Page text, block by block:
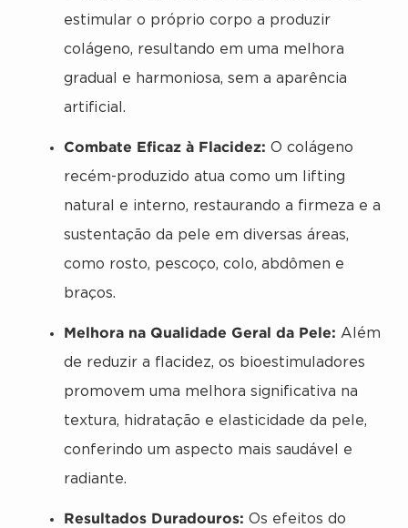
estimular o próprio corpo a produzir
colágeno, resultando em uma melhora
gradual e harmoniosa, sem a aparência
artificial.
Combate Eficaz à Flacidez: O colágeno
recém-produzido atua como um lifting
natural e interno, restaurando a firmeza e a
sustentação da pele em diversas áreas,
como rosto, pescoço, colo, abdômen e
braços.
Melhora na Qualidade Geral da Pele: Além
de reduzir a flacidez, os bioestimuladores
promovem uma melhora significativa na
textura, hidratação e elasticidade da pele,
conferindo um aspecto mais saudável e
radiante.
Resultados Duradouros: Os efeitos do